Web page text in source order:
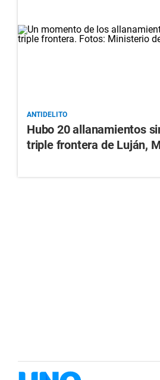
ANTIDELITO
Hubo 20 allanamientos
triple frontera de Luján,